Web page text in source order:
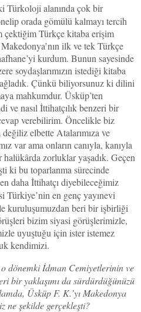
Türkoloji alanında çok bir
orada gömülü kalmayı tercih
çektiğim Türkçe kitaba erişim
Makedonya’nın ilk ve tek Türkçe
kurdum. Bunun sayesinde
soydaşlarımızın istediği kitaba
Çünkü biliyorsunuz ki dilini
mahkumdur. Üsküp’ten
ve nasıl İttihatçılık benzeri bir
verebilirim. Öncelikle biz
değiliz elbette Atalarımıza ve
var ama onların canıyla, kanıyla
zorluklar yaşadık. Geçen
ki bu toparlanma sürecinde
daha İttihatçı diyebileceğimiz
Türkiye’nin en genç yayınevi
kuruluşumuzdan beri bir işbirliği
bizim siyasi görüşlerimizle,
uyuştuğu için ister istemez
kendimizi.
dönemki İdman Cemiyetlerinin ve
bir yaklaşımı da sürdürdüğünüzü
Üsküp F. K.’yı Makedonya
ne şekilde gerçekleşti?